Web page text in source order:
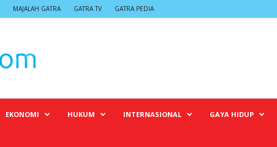
MAJALAH GATRA GATRA TV GATRA PEDIA
EKONOMI HUKUM INTERNASIONAL GAYA HIDUP